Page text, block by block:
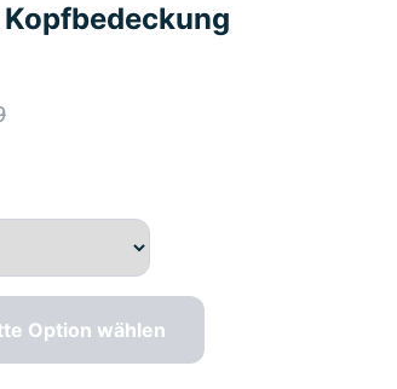
Option wählen